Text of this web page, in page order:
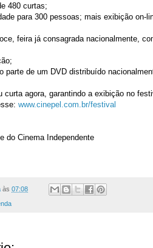
480 curtas;
para 300 pessoas; mais exibição on-
feira já consagrada nacionalmente,
parte de um DVD distribuído
curta agora, garantindo a exibição no
www.cinepel.com.br/festival
do Cinema Independente
às 07:08